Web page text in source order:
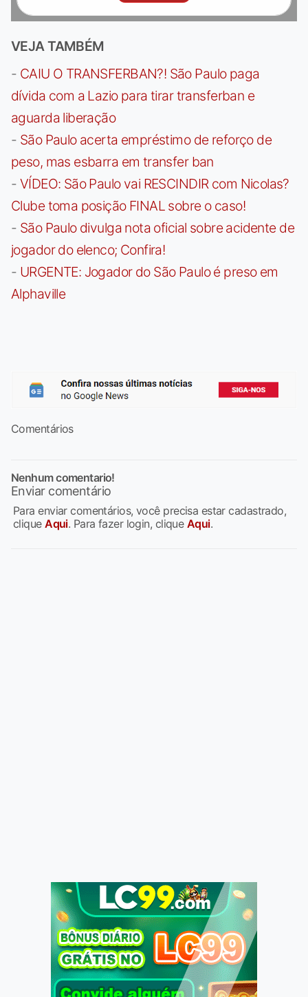
VEJA TAMBÉM
- CAIU O TRANSFERBAN?! São Paulo paga
dívida com a Lazio para tirar transferban e
aguarda liberação
- São Paulo acerta empréstimo de reforço de
peso, mas esbarra em transfer ban
- VÍDEO: São Paulo vai RESCINDIR com Nicolas?
Clube toma posição FINAL sobre o caso!
- São Paulo divulga nota oficial sobre acidente de
jogador do elenco; Confira!
- URGENTE: Jogador do São Paulo é preso em
Alphaville
Comentários
Nenhum comentario!
Enviar comentário
Para enviar comentários, você precisa estar cadastrado,
cliqueAqui. Para fazer login, clique Aqui.